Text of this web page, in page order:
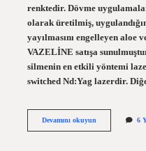
renktedir. Dövme
olarak üretilmiş,
yayılmasını engelleyen aloe
VAZELİNE satışa
silmenin en etkili yöntemi
switched Nd:Yag lazerdir.
Devamını okuyunVazelin
6